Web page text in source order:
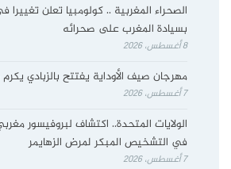
الصحراء المغربية .. كولومبيا تعلن
بسيادة المغرب على صحرائه
8 أغسطس، 2026
مهرجان صيف الأوداية يفتتح بالزبادي
7 أغسطس، 2026
الولايات المتحدة.. اكتشاف لبروفيسور
في التشخيص المبكر لمرض الزهايمر
7 أغسطس، 2026